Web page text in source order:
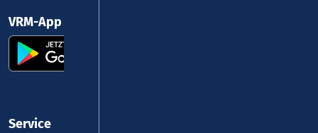
VRM-App nutzen und durchstarten
Service